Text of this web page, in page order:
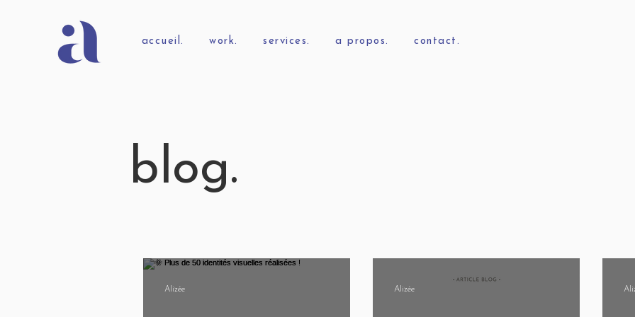
accueil. work. services. a propos. contact.
blog.
Alizée Alizée